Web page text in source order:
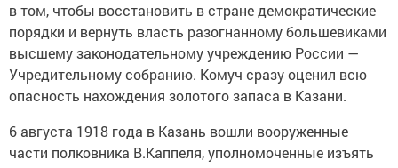
в том, чтобы восстановить в стране демократические
порядки и вернуть власть разогнанному большевиками
высшему законодательному учреждению России —
Учредительному собранию. Комуч сразу оценил всю
опасность нахождения золотого запаса в Казани.
6 августа 1918 года в Казань вошли вооруженные
части полковника В.Каппеля, уполномоченные изъять